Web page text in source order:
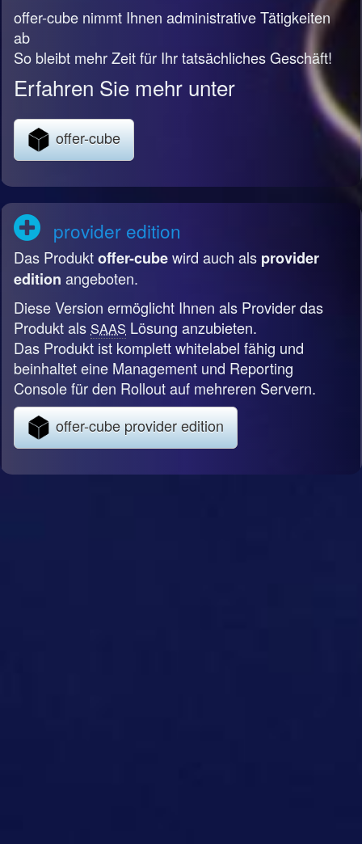
offer-cube nimmt Ihnen administrative Tätigkeiten
ab
So bleibt mehr Zeit für Ihr tatsächliches Geschäft!
Erfahren Sie mehr unter
offer-cube
provider edition
Das Produktoffer-cubewird auch als provider
edition angeboten.
Diese Version ermöglicht Ihnen als Provider das
Produkt als SAAS Lösung anzubieten.
Das Produkt ist komplett whitelabel fähig und
beinhaltet eine Management und Reporting
Console für den Rollout auf mehreren Servern.
offer-cube provider edition